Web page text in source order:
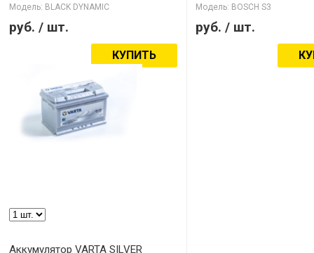
Модель: BLACK DYNAMIC
руб. / шт.
КУПИТЬ
Модель: BOSCH S3
руб. / шт.
Аккумулятор VARTA SILVER